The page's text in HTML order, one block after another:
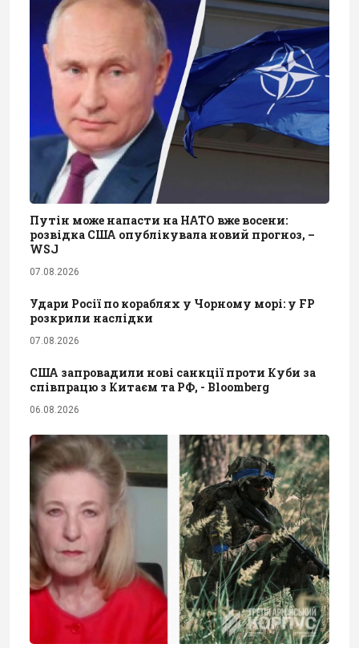
Путін може напасти на НАТО вже восени:
розвідка США опублікувала новий прогноз, –
WSJ
07.08.2026
Удари Росії по кораблях у Чорному морі: у FP
розкрили наслідки
07.08.2026
США запровадили нові санкції проти Куби за
співпрацю з Китаєм та РФ, - Bloomberg
06.08.2026